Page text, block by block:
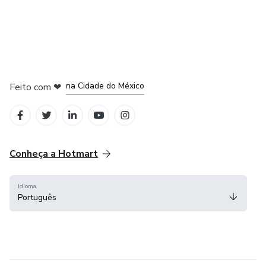
Feito com ❤ na Cidade do México
Conheça a Hotmart
Idioma
Português